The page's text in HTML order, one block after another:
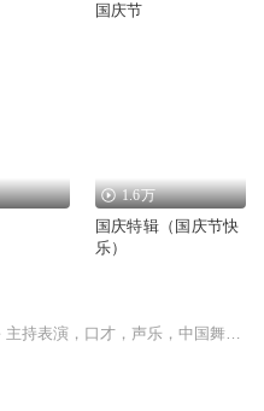
国庆节
1.6万
国庆特辑（国庆节快
乐）